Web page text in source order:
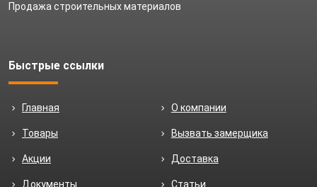
Продажа строительных материалов
Быстрые ссылки
Главная О компании
Товары Вызвать замерщика
Акции Доставка
Документы Статьи